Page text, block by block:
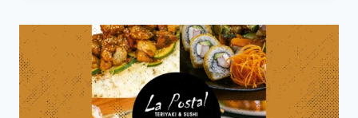
POSTRES
ARTESANALES
CON
TOQUE
GOURMET